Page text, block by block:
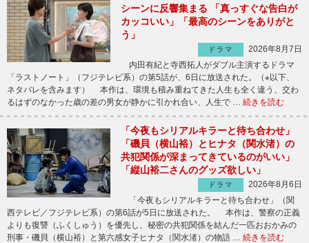
シーンに反響集まる 「真っすぐな告白が
カッコいい」「最高のシーンをありがと
う」
ドラマ
2026年8月7日
内田有紀と寺西拓人がダブル主演するドラマ
「ラストノート」（フジテレビ系）の第5話が、6日に放送された。（※以下、
ネタバレを含みます） 本作は、環境も積み重ねてきた人生も全く違う、交わ
るはずのなかった歳の差の男女が静かに引かれ合い、人生で … 続きを読む
「今夜もシリアルキラーと待ち合わせ」
「磯貝（横山裕）とヒナタ（関水渚）の
共犯関係が深まってきているのがいい」
「縦山裕二さんのグッズ欲しい」
ドラマ
2026年8月6日
「今夜もシリアルキラーと待ち合わせ」（関
西テレビ／フジテレビ系）の第6話が5日に放送された。 本作は、警察の正義
よりも復讐（ふくしゅう）を優先し、秘密の共犯関係を結んだ一匹おおかみの
刑事・磯貝（横山裕）と第六感女子ヒナタ（関水渚）の物語 … 続きを読む